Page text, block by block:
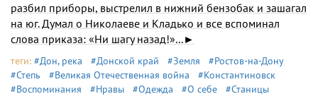
разбил приборы, выстрелил в нижний бензобак и зашагал
на юг. Думал о Нико­лаеве и Кладько и все вспоминал
слова приказа: «Ни шагу назад!»...►
теги: #Дон, река #Донской край #Земля
#Ростов-на-Дону
#Степь
#Великая Отечественная война
#Константиновск
#Воспоминания
#Нравы #Одежда #О себе #Станицы